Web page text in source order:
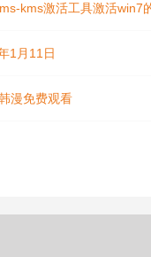
kms激活工具激活win7
1月11日
漫免费观看